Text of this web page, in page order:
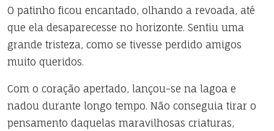
O patinho ficou encantado, olhando a revoada, até
que ela desaparecesse no horizonte. Sentiu uma
grande tristeza, como se tivesse perdido amigos
muito queridos.
Com o coração apertado, lançou-se na lagoa e
nadou durante longo tempo. Não conseguia tirar o
pensamento daquelas maravilhosas criaturas,